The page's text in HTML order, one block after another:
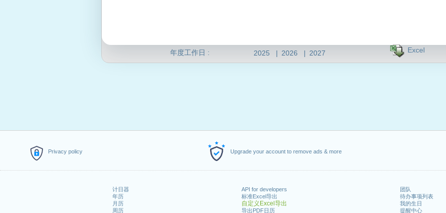
Privacy policy Upgrade your account to remove ads & more
计日器
年历
月历
周历
API for developers
标准Excel导出
自定义Excel导出
导出PDF日历
团队
待办事项列表
我的生日
提醒中心
年度工作日 : 2025 | 2026 | 2027 Excel